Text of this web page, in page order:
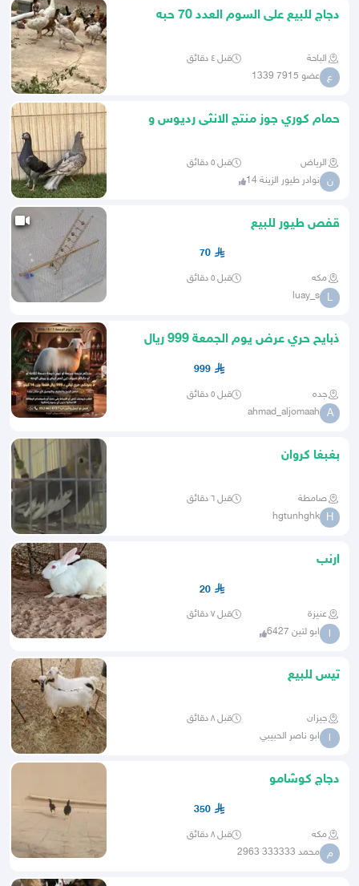
دجاج للبيع على السوم العدد 70 حبه
الباحة قبل ٤ دقائق
ع عضو 7915 1339
حمام كوري جوز منتج الانثى رديوس و
الرياض قبل ٥ دقائق
ن نوادر طيور الزينة 14
قفص طيور للبيع
70
مكه قبل ٥ دقائق
L
luay_s
ذبايح حري عرض يوم الجمعة 999 ريال
999
جده قبل ٥ دقائق
A
ahmad_aljomaah
بغبغا كروان
صامطة قبل ٦ دقائق
H
hgtunhghk
ارنب
20
عنيزة قبل ٧ دقائق
ا ابو لتين 6427
تيس للبيع
جيزان قبل ٨ دقائق
ا ابو ناصر الحبيبي
دجاج كوشامو
350
مكه قبل ٨ دقائق
م محمد 333333 2963